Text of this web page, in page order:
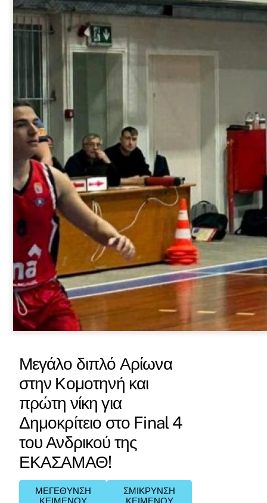
Μεγάλο διπλό Αρίωνα
στην Κομοτηνή και
πρώτη νίκη για
Δημοκρίτειο στο Final 4
του Ανδρικού της
ΕΚΑΣΑΜΑΘ!
ΜΕΓΕΘΥΝΣΗ
ΚΕΙΜΕΝΟΥ
ΣΜΙΚΡΥΝΣΗ
ΚΕΙΜΕΝΟΥ